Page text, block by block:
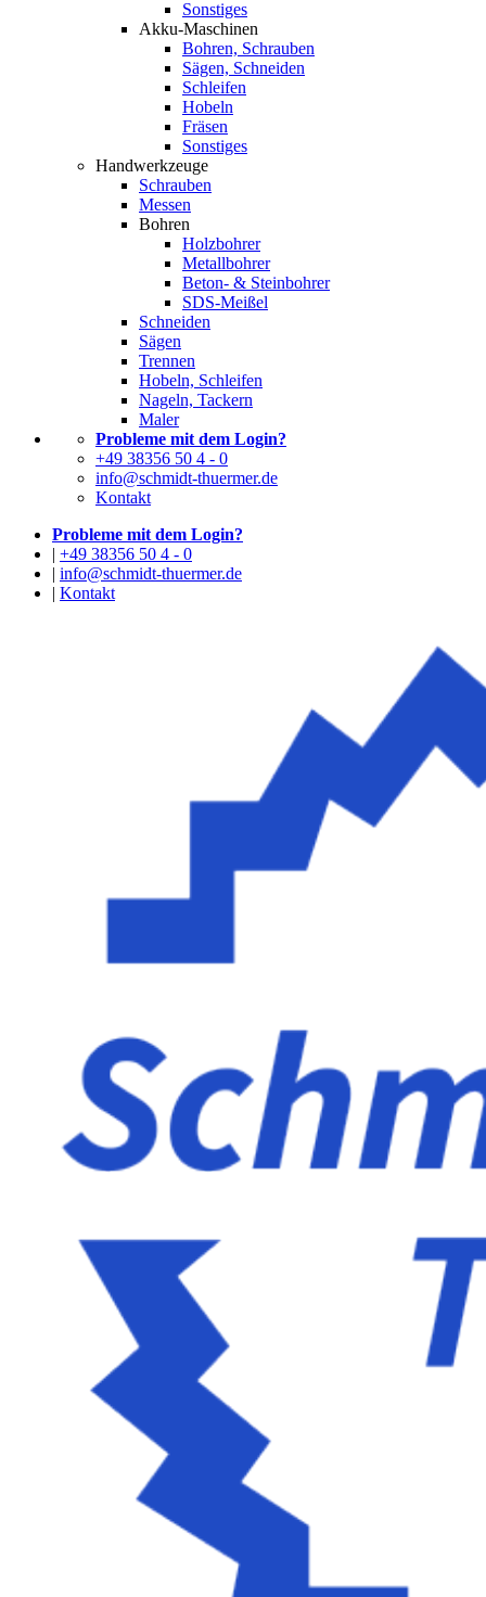
Sonstiges
Akku-Maschinen
Bohren, Schrauben
Sägen, Schneiden
Schleifen
Hobeln
Fräsen
Sonstiges
Handwerkzeuge
Schrauben
Messen
Bohren
Holzbohrer
Metallbohrer
Beton- & Steinbohrer
SDS-Meißel
Schneiden
Sägen
Trennen
Hobeln, Schleifen
Nageln, Tackern
Maler
Probleme mit dem Login?
+49 38356 50 4 - 0
info@schmidt-thuermer.de
Kontakt
Probleme mit dem Login?
| +49 38356 50 4 - 0
| info@schmidt-thuermer.de
| Kontakt